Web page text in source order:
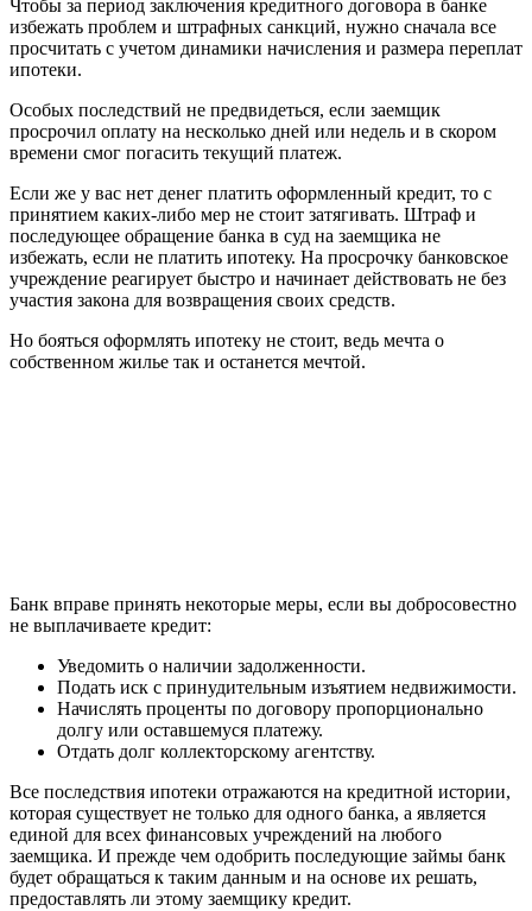
Чтобы за период заключения кредитного договора в банке
избежать проблем и штрафных санкций, нужно сначала все
просчитать с учетом динамики начисления и размера переплат
ипотеки.
Особых последствий не предвидеться, если заемщик
просрочил оплату на несколько дней или недель и в скором
времени смог погасить текущий платеж.
Если же у вас нет денег платить оформленный кредит, то с
принятием каких-либо мер не стоит затягивать. Штраф и
последующее обращение банка в суд на заемщика не
избежать, если не платить ипотеку. На просрочку банковское
учреждение реагирует быстро и начинает действовать не без
участия закона для возвращения своих средств.
Но бояться оформлять ипотеку не стоит, ведь мечта о
собственном жилье так и останется мечтой.
Банк вправе принять некоторые меры, если вы добросовестно
не выплачиваете кредит:
Уведомить о наличии задолженности.
Подать иск с принудительным изъятием недвижимости.
Начислять проценты по договору пропорционально
долгу или оставшемуся платежу.
Отдать долг коллекторскому агентству.
Все последствия ипотеки отражаются на кредитной истории,
которая существует не только для одного банка, а является
единой для всех финансовых учреждений на любого
заемщика. И прежде чем одобрить последующие займы банк
будет обращаться к таким данным и на основе их решать,
предоставлять ли этому заемщику кредит.